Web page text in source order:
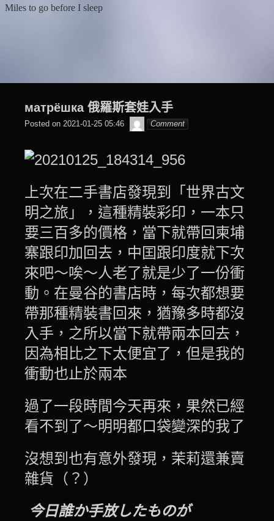
Miles to go before I sleep
матрёшка 俄羅斯套娃入手
Posted on 2021-01-25 05:46
๙
翔
Comment
上次在二手書店發現到「世界古文
明之旅」，這種精裝彩印，一本只
要三百多的價格，當下就帶回柬埔
寨跟印加回去，中囯跟印度就下次
來吧～唉～人老了就是少了一份衝
動。在曼谷的書店時，每次都想要
帶那種精裝書回來，猶豫多時都沒
入手，之所以當下就帶兩本回去，
因為相比之下太便宜了，但是我的
衝動也止於兩本
過了一段時間今天再來，果然已經
看不到了～明明都口袋變深的我了
沒想到也有意外發現，茉莉還兼賣
雜貨（？）
今日誰か手放したものが